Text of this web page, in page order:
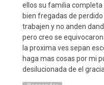
ellos su familia
bien fregadas de
trabajen y no anden
pero creo se
la proxima ves sepan
haga mas cosas por mi
desilucionada de el